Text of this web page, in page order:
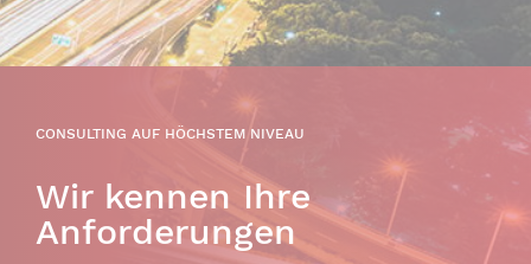
CONSULTING AUF HÖCHSTEM NIVEAU
Wir kennen Ihre
Anforderungen